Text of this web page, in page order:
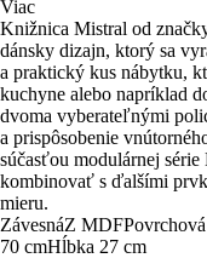
Viac
Knižnica Mistral od
dánsky dizajn, ktorý sa
a praktický kus nábytku,
kuchyne alebo napríklad
dvoma vyberateľnými
a prispôsobenie
súčasťou modulárnej
kombinovať s ďalšími
mieru.
ZávesnáZ MDF
70 cmHĺbka 27 cm